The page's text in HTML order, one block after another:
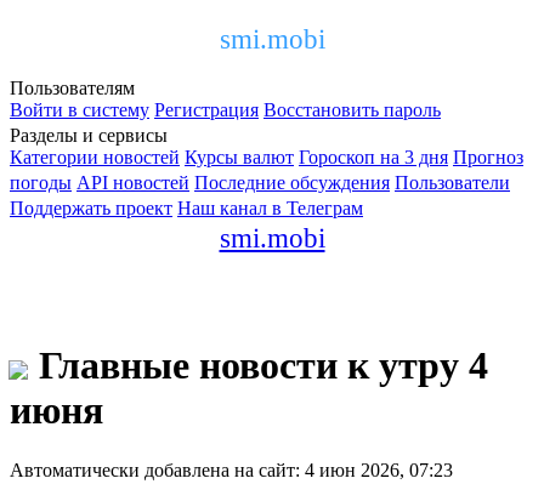
smi.mobi
Пользователям
Войти в систему Регистрация Восстановить пароль
Разделы и сервисы
Категории новостей Курсы валют Гороскоп на 3 дня Прогноз
погоды API новостей Последние обсуждения Пользователи
Поддержать проект Наш канал в Телеграм
smi.mobi
Главные новости к утру 4
июня
Автоматически добавлена на сайт: 4 июн 2026, 07:23